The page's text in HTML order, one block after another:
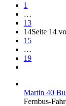
1
…
13
14Seite 14
15
…
19
Martin 40
Fernbus-